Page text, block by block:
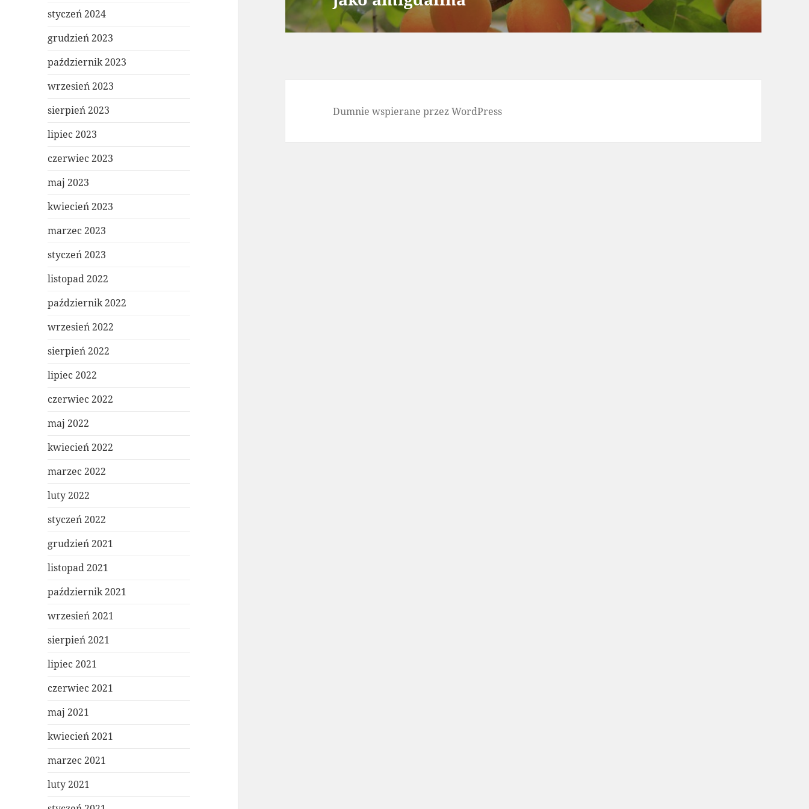
styczeń 2024
grudzień 2023
październik 2023
wrzesień 2023
sierpień 2023
lipiec 2023
czerwiec 2023
maj 2023
kwiecień 2023
marzec 2023
styczeń 2023
listopad 2022
październik 2022
wrzesień 2022
sierpień 2022
lipiec 2022
czerwiec 2022
maj 2022
kwiecień 2022
marzec 2022
luty 2022
styczeń 2022
grudzień 2021
listopad 2021
październik 2021
wrzesień 2021
sierpień 2021
lipiec 2021
czerwiec 2021
maj 2021
kwiecień 2021
marzec 2021
luty 2021
Dumnie wspierane przez WordPress